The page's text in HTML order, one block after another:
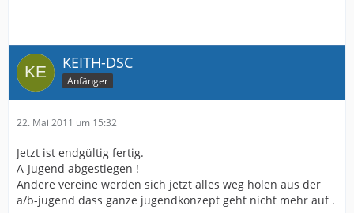
KEITH-DSC
Anfänger
22. Mai 2011 um 15:32
Jetzt ist endgültig fertig.
A-Jugend abgestiegen !
Andere vereine werden sich jetzt alles weg holen aus der
a/b-jugend dass ganze jugendkonzept geht nicht mehr auf .